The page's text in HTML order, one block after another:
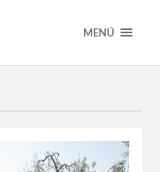
MENÚ